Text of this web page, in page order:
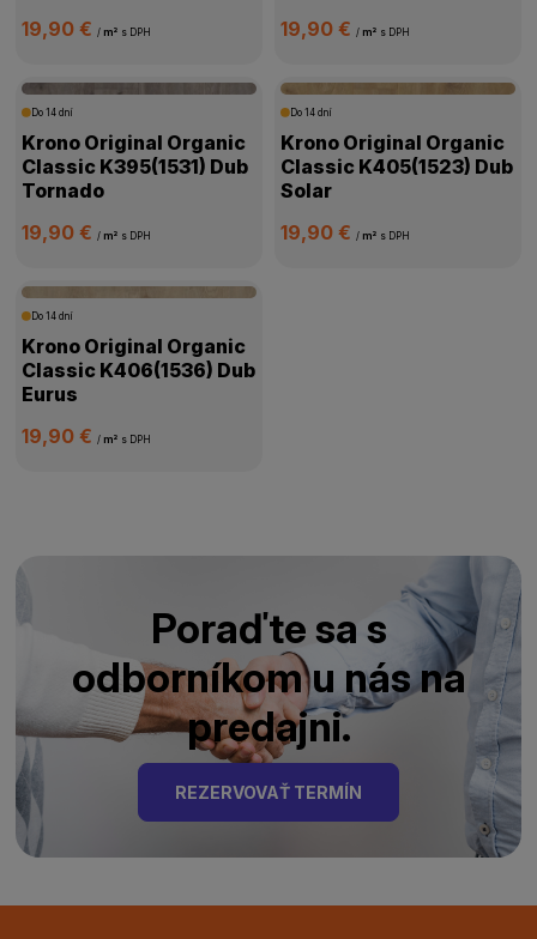
19,90 €/ m² s DPH
19,90 € / m² s DPH
Do 14 dní
Krono Original Organic
Classic K395(1531) Dub
Tornado
19,90 €/ m² s DPH
Do 14 dní
Krono Original Organic
Classic K405(1523) Dub
Solar
19,90 € / m² s DPH
Do 14 dní
Krono Original Organic
Classic K406(1536) Dub
Eurus
19,90 €/ m² s DPH
Poraďte sa s
odborníkom u nás na
predajni.
REZERVOVAŤ TERMÍN